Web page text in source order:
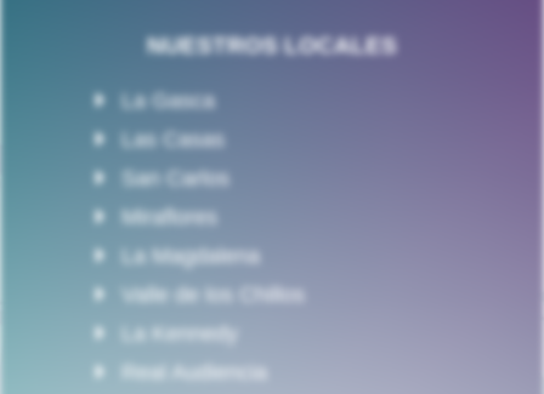
NUESTROS LOCALES
La Gasca
Las Casas
San Carlos
Miraflores
La Magdalena
Valle de los Chillos
La Kennedy
Real Audiencia